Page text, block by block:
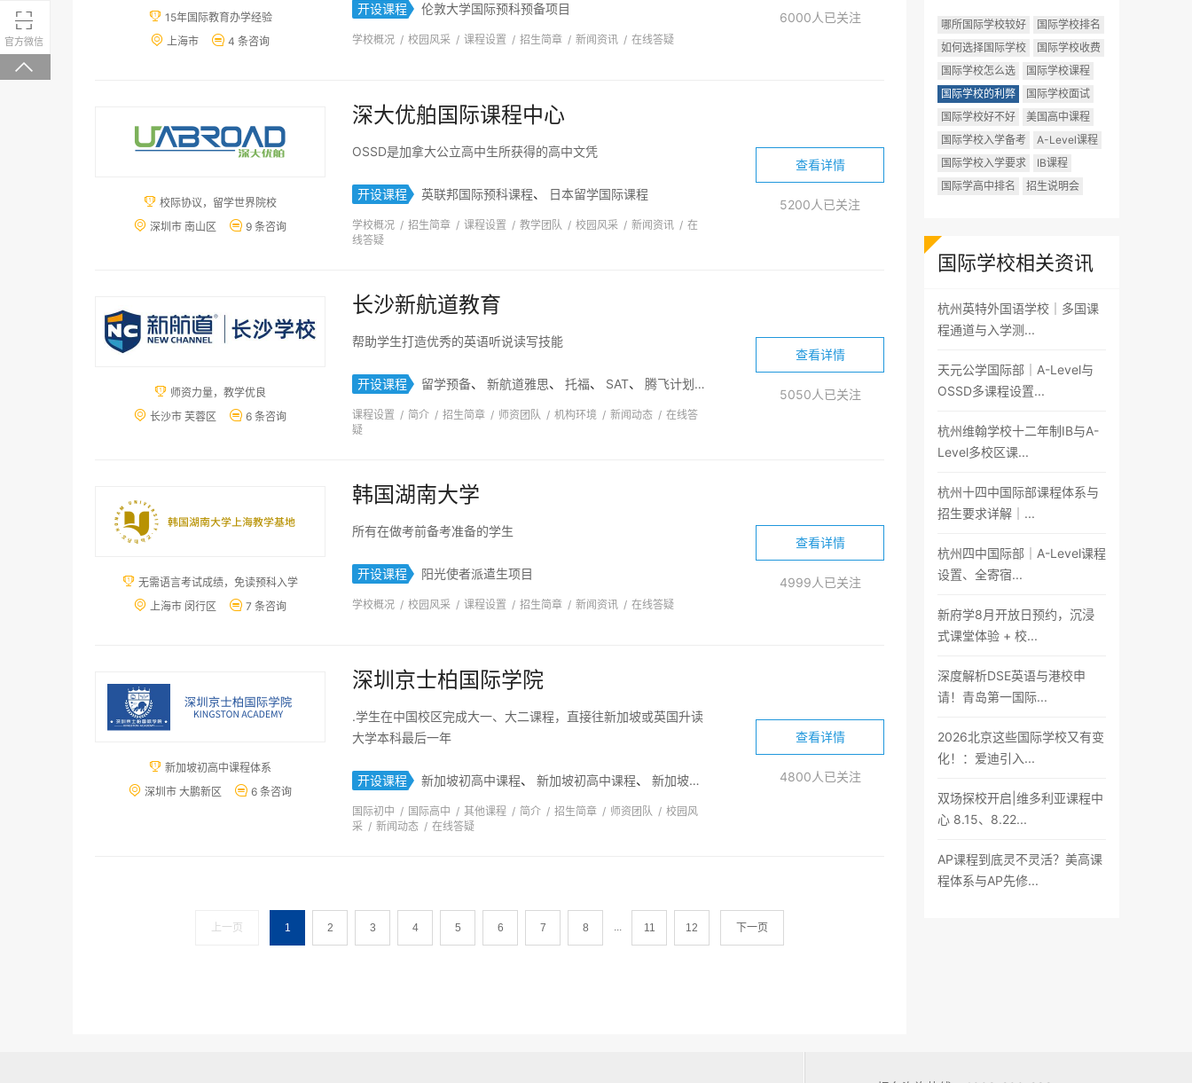
 15年国际教育办学经验
 上海市  4 条咨询
开设课程 伦敦大学国际预科预备项目
学校概况 / 校园风采 / 课程设置 / 招生简章 / 新闻资讯 / 在线答疑
6000人已关注
 校际协议，留学世界院校
 深圳市 南山区  9 条咨询
深大优舶国际课程中心
OSSD是加拿大公立高中生所获得的高中文凭
开设课程 英联邦国际预科课程、 日本留学国际课程
学校概况 / 招生简章 / 课程设置 / 教学团队 / 校园风采 / 新闻资讯 / 在
线答疑
查看详情
5200人已关注
 师资力量，教学优良
 长沙市 芙蓉区  6 条咨询
长沙新航道教育
帮助学生打造优秀的英语听说读写技能
开设课程 留学预备、 新航道雅思、 托福、 SAT、 腾飞计划、 北美硕士计划、高考学霸班
课程设置 / 简介 / 招生简章 / 师资团队 / 机构环境 / 新闻动态 / 在线答
疑
查看详情
5050人已关注
 ⽆需语⾔考试成绩，免读预科⼊学
 上海市 闵行区  7 条咨询
韩国湖南大学
所有在做考前备考准备的学生
开设课程 阳光使者派遣生项目
学校概况 / 校园风采 / 课程设置 / 招生简章 / 新闻资讯 / 在线答疑
查看详情
4999人已关注
 新加坡初高中课程体系
 深圳市 大鹏新区  6 条咨询
深圳京士柏国际学院
.学生在中国校区完成大一、大二课程，直接往新加坡或英国升读
大学本科最后一年
开设课程 新加坡初高中课程、 新加坡初高中课程、 新加坡英国大学课程
国际初中 / 国际高中 / 其他课程 / 简介 / 招生简章 / 师资团队 / 校园风
采 / 新闻动态 / 在线答疑
查看详情
4800人已关注
上一页 1 2 3 4 5 6 7 8 ... 11 12 下一页
哪所国际学校较好
国际学校排名
如何选择国际学校
国际学校收费
国际学校怎么选
国际学校课程
国际学校的利弊
国际学校面试
国际学校好不好
美国高中课程
国际学校入学备考
A-Level课程
国际学校入学要求
IB课程
国际学高中排名
招生说明会
国际学校相关资讯
杭州英特外国语学校｜多国课
程通道与入学测...
天元公学国际部｜A-Level与
OSSD多课程设置...
杭州维翰学校十二年制IB与A-
Level多校区课...
杭州十四中国际部课程体系与
招生要求详解｜...
杭州四中国际部｜A-Level课程
设置、全寄宿...
新府学8月开放日预约，沉浸
式课堂体验 + 校...
深度解析DSE英语与港校申
请！青岛第一国际...
2026北京这些国际学校又有变
化！：爱迪引入...
双场探校开启|维多利亚课程中
心 8.15、8.22...
AP课程到底灵不灵活？美高课
程体系与AP先修...

官方微信 微信关注，回复“学校大礼包”有惊喜
